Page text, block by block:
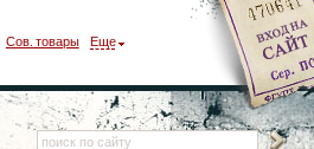
Сов. товары Еще